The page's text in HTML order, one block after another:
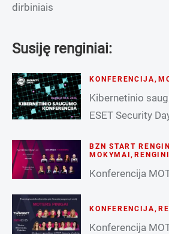
dirbiniais
Susiję renginiai:
KONFERENCIJA ,
Kibernetinio
ESET Security
BZN START
MOKYMAI ,
Konferencija
KONFERENCIJA ,
Konferencija